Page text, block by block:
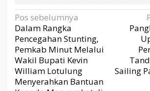
N
a
v
i
g
a
s
i
p
o
s
Pos sebelumnya
Dalam Rangka
Pencegahan Stunting,
Pemkab Minut Melalui
Wakil Bupati Kevin
William Lotulung
Menyerahkan Bantuan
Sailing